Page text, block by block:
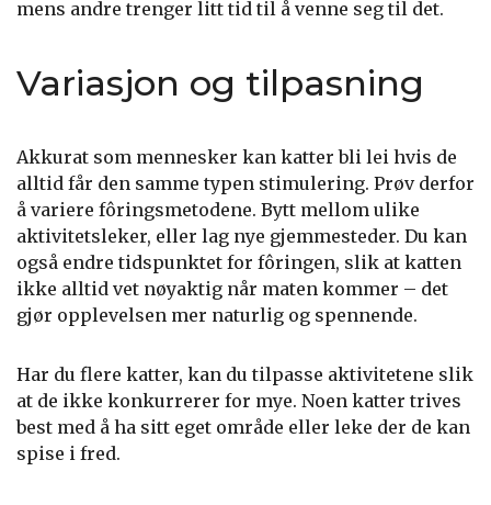
mens andre trenger litt tid til å venne seg til det.
Variasjon og tilpasning
Akkurat som mennesker kan katter bli lei hvis de
alltid får den samme typen stimulering. Prøv derfor
å variere fôringsmetodene. Bytt mellom ulike
aktivitetsleker, eller lag nye gjemmesteder. Du kan
også endre tidspunktet for fôringen, slik at katten
ikke alltid vet nøyaktig når maten kommer – det
gjør opplevelsen mer naturlig og spennende.
Har du flere katter, kan du tilpasse aktivitetene slik
at de ikke konkurrerer for mye. Noen katter trives
best med å ha sitt eget område eller leke der de kan
spise i fred.